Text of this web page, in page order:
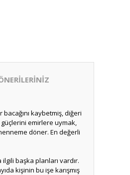
kaybetmiş, diğeri
güçlerini emirlere uymak,
döner. En değerli
başka planları vardır.
kişinin bu işe karışmış